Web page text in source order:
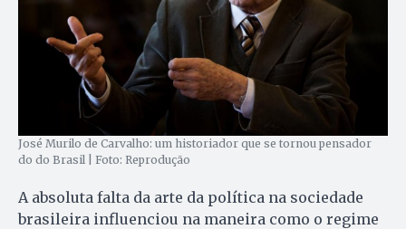
José Murilo de Carvalho: um historiador que se tornou pensador
do do Brasil | Foto: Reprodução
A absoluta falta da arte da política na sociedade
brasileira influenciou na maneira como o regime